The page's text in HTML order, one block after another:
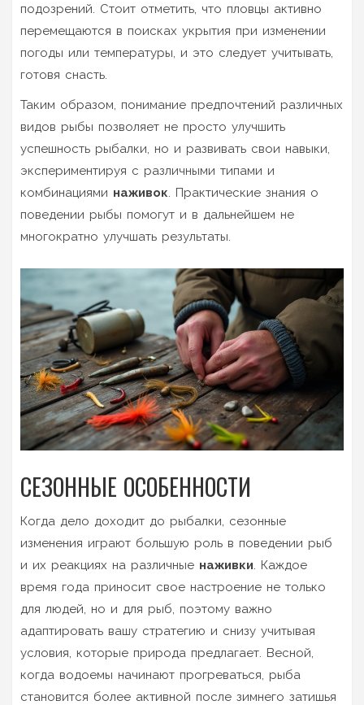
подозрений. Стоит отметить, что пловцы активно
перемещаются в поисках укрытия при изменении
погоды или температуры, и это следует учитывать,
готовя снасть.
Таким образом, понимание предпочтений различных
видов рыбы позволяет не просто улучшить
успешность рыбалки, но и развивать свои навыки,
экспериментируя с различными типами и
комбинациями наживок. Практические знания о
поведении рыбы помогут и в дальнейшем не
многократно улучшать результаты.
СЕЗОННЫЕ ОСОБЕННОСТИ
Когда дело доходит до рыбалки, сезонные
изменения играют большую роль в поведении рыб
и их реакциях на различные наживки. Каждое
время года приносит свое настроение не только
для людей, но и для рыб, поэтому важно
адаптировать вашу стратегию и снизу учитывая
условия, которые природа предлагает. Весной,
когда водоемы начинают прогреваться, рыба
становится более активной после зимнего затишья